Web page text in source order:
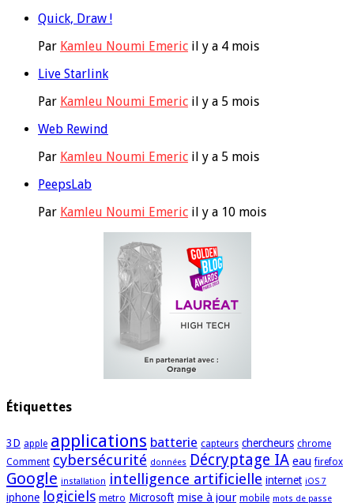
Quick, Draw !
Par Kamleu Noumi Emeric il y a 4 mois
Live Starlink
Par Kamleu Noumi Emeric il y a 5 mois
Web Rewind
Par Kamleu Noumi Emeric il y a 5 mois
PeepsLab
Par Kamleu Noumi Emeric il y a 10 mois
Étiquettes
3D apple applications batterie capteurs chercheurs chrome
Comment cybersécurité données Décryptage IA eau firefox
Google installation intelligence artificielle internet iOS 7
iphone logiciels metro Microsoft mise à jour mobile mots de passe